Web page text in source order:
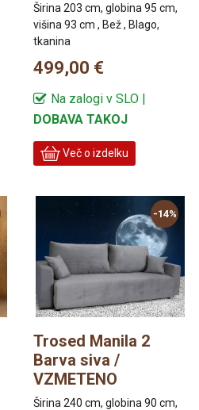
Širina 203 cm, globina 95 cm,
višina 93 cm , Bež , Blago,
tkanina
499,00 €
Na zalogi v SLO |
DOBAVA TAKOJ
Več o izdelku
-14%
Trosed Manila 2
Barva siva /
VZMETENO
Širina 240 cm, globina 90 cm,